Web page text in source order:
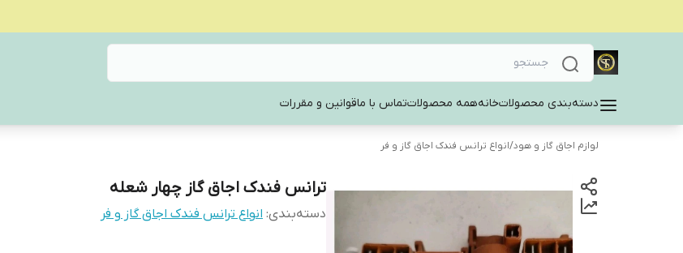
دسته‌بندی محصولاتخانههمه محصولاتتماس با ماقوانین و مقررات
لوازم اجاق گاز و هود/انواع ترانس فندک اجاق گاز و فر
ترانس فندک اجاق گاز چهار شعله
دسته‌بندی: انواع ترانس فندک اجاق گاز و فر